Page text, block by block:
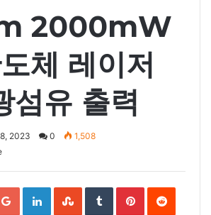
2000mW
체 레이저
섬유 출력
2023 0
1,508
Google+LinkedInStumbleUpon
TumblrPinterestReddit